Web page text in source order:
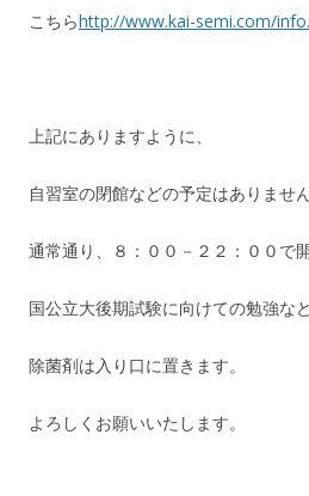
こちらhttp://www.kai-semi.com/
上記にありますように、
自習室の閉館などの予定はありません
通常通り、８：００－２２：００で
国公立大後期試験に向けての勉強な
除菌剤は入り口に置きます。
よろしくお願いいたします。